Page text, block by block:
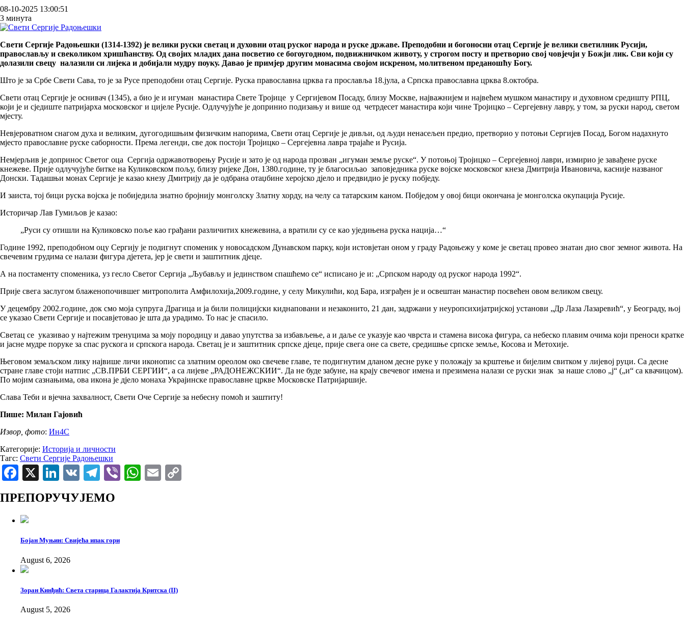
08-10-2025 13:00:51
3 минута
Свети Сергије Радоњешки (1314-1392) је велики руски светац и духовни отац руског народа и руске државе. Преподобни и богоносни отац Сергије је велики светилник Русији,
православљу и свеколиком хришћанству. Од својих младих дана посветио се богоугодном, подвижничком животу, у строгом посту и претворио свој човјечји у Божји лик. Сви који су
долазили свецу налазили си лијека и добијали мудру поуку. Давао је примјер другим монасима својом искреном, молитвеном преданошћу Богу.
Што је за Србе Свети Сава, то је за Русе преподобни отац Сергије. Руска православна црква га прославља 18.јула, а Српска православна црква 8.октобра.
Свети отац Сергије је оснивач (1345), а био је и игуман манастира Свете Тројице у Сергијевом Посаду, близу Москве, најважнијем и највећем мушком манастиру и духовном средишту РПЦ,
који је и сједиште патријарха московског и цијеле Русије. Одлучујуће је допринио подизању и више од четрдесет манастира који чине Тројицко – Сергејевну лавру, у том, за руски народ, светом
мјесту.
Невјероватном снагом духа и великим, дугогодишњим физичким напорима, Свети отац Сергије је дивљи, од људи ненасељен предио, претворио у потоњи Сергијев Посад, Богом надахнуто
мјесто православне руске саборности. Према легенди, све док постоји Тројицко – Сергејевна лавра трајаће и Русија.
Немјерљив је допринос Светог оца Сергија одржавотворењу Русије и зато је од народа прозван „игуман земље руске“. У потоњој Тројицко – Сергејевној лаври, измирио је завађене руске
кнежеве. Прије одлучујуће битке на Куликовском пољу, близу ријеке Дон, 1380.године, ту је благосиљао заповједника руске војске московског кнеза Дмитрија Ивановича, касније названог
Донски. Тадашњи монах Сергије је казао кнезу Дмитрију да је одбрана отаџбине херојско дјело и предвидио је руску побједу.
И заиста, тој бици руска војска је побиједила знатно бројнију монголску Златну хорду, на челу са татарским каном. Побједом у овој бици окончана је монголска окупација Русије.
Историчар Лав Гумиљов је казао:
„Руси су отишли на Куликовско поље као грађани различитих кнежевина, а вратили су се као уједињена руска нација…“
Године 1992, преподобном оцу Сергију је подигнут споменик у новосадском Дунавском парку, који истовјетан оном у граду Радоњежу у коме је светац провео знатан дио свог земног живота. На
свечевим грудима се налази фигура дјетета, јер је свети и заштитник дјеце.
А на постаменту споменика, уз гесло Светог Сергија „Љубављу и јединством спашћемо се“ исписано је и: „Српском народу од руског народа 1992“.
Прије свега заслугом блаженопочившег митрополита Амфилохија,2009.године, у селу Микулићи, код Бара, изграђен је и освештан манастир посвећен овом великом свецу.
У децембру 2002.године, док смо моја супруга Драгица и ја били полицијски киднаповани и незаконито, 21 дан, задржани у неуропсихијатријској установи „Др Лаза Лазаревић“, у Београду, њој
се указао Свети Сергије и посавјетовао је шта да урадимо. То нас је спасило.
Светац се указивао у најтежим тренуцима за моју породицу и давао упутства за избављење, а и даље се указује као чврста и стамена висока фигура, са небеско плавим очима који преноси кратке
и јасне мудре поруке за спас рускога и српскога народа. Светац је и заштитник српске дјеце, прије свега оне са свете, средишње српске земље, Косова и Метохије.
Његовом земаљском лику највише личи иконопис са златним ореолом око свечеве главе, те подигнутим дланом десне руке у положају за крштење и бијелим свитком у лијевој руци. Са десне
стране главе стоји натпис „СВ.ПРБИ СЕРГИИ“, а са лијеве „РАДОНЕЖСКИИ“. Да не буде забуне, на крају свечевог имена и презимена налази се руски знак за наше слово „ј“ („и“ са квачицом).
По мојим сазнањима, ова икона је дјело монаха Украјинске православне цркве Московске Патријаршије.
Слава Теби и вјечна захвалност, Свети Оче Сергије за небесну помоћ и заштиту!
Пише: Милан Гајовић
Извор, фото: Ин4С
Категорије: Историја и личности
Тагс: Свети Сергије Радоњешки
Facebook
X LinkedIn
VK Telegram
ViberWhatsApp
Email
ПРЕПОРУЧУЈЕМО
Бојан Муњин: Свијећа ипак гори
August 6, 2026
Зоран Кинђић: Света старица Галактија Критска (II)
August 5, 2026